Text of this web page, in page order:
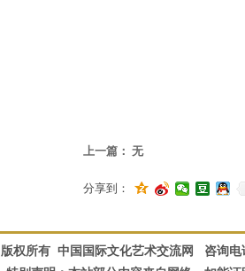
上一篇： 无
分享到：
版权所有 中国国际文化艺术交流网 咨询电